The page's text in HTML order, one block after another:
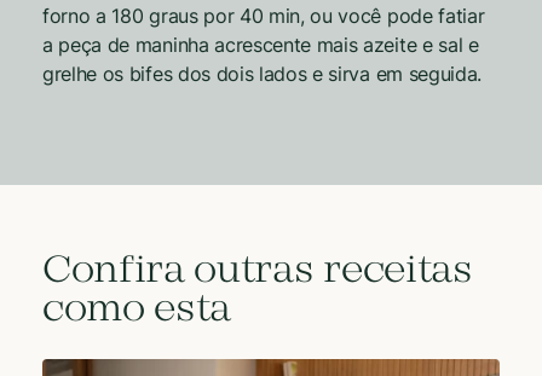
forno a 180 graus por 40 min, ou você pode fatiar
a peça de maninha acrescente mais azeite e sal e
grelhe os bifes dos dois lados e sirva em seguida.
Confira outras receitas
como esta